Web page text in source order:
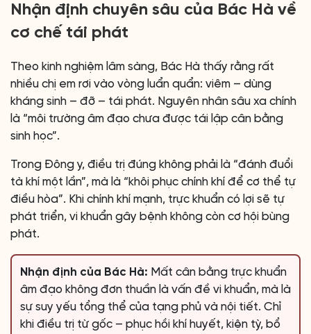
Nhận định chuyên sâu của Bác Hà về
cơ chế tái phát
Theo kinh nghiệm lâm sàng, Bác Hà thấy rằng rất
nhiều chị em rơi vào vòng luẩn quẩn: viêm – dùng
kháng sinh – đỡ – tái phát. Nguyên nhân sâu xa chính
là “môi trường âm đạo chưa được tái lập cân bằng
sinh học”.
Trong Đông y, điều trị đúng không phải là “đánh đuổi
tà khí một lần”, mà là “khôi phục chính khí để cơ thể tự
điều hòa”. Khi chính khí mạnh, trực khuẩn có lợi sẽ tự
phát triển, vi khuẩn gây bệnh không còn cơ hội bùng
phát.
Nhận định của Bác Hà: Mất cân bằng trực khuẩn
âm đạo không đơn thuần là vấn đề vi khuẩn, mà là
sự suy yếu tổng thể của tạng phủ và nội tiết. Chỉ
khi điều trị từ gốc – phục hồi khí huyết, kiện tỳ, bổ